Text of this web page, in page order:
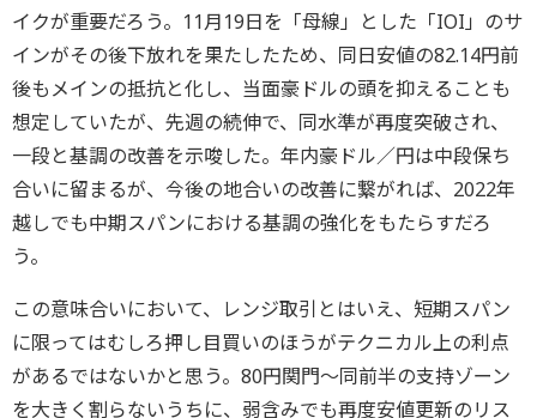
イクが重要だろう。11月19日を「母線」とした「IOI」のサ
インがその後下放れを果たしたため、同日安値の82.14円前
後もメインの抵抗と化し、当面豪ドルの頭を抑えることも
想定していたが、先週の続伸で、同水準が再度突破され、
一段と基調の改善を示唆した。年内豪ドル／円は中段保ち
合いに留まるが、今後の地合いの改善に繋がれば、2022年
越しでも中期スパンにおける基調の強化をもたらすだろ
う。
この意味合いにおいて、レンジ取引とはいえ、短期スパン
に限ってはむしろ押し目買いのほうがテクニカル上の利点
があるではないかと思う。80円関門～同前半の支持ゾーン
を大きく割らないうちに、弱含みでも再度安値更新のリス